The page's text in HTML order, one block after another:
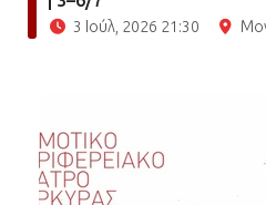
3 Ιούλ, 2026 21:30